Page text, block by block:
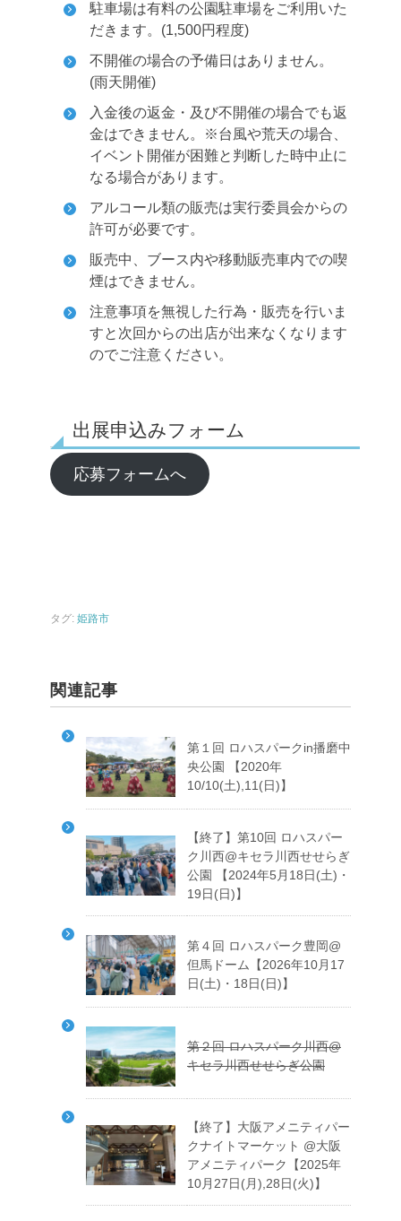
駐車場は有料の公園駐車場をご利用いた
だきます。(1,500円程度)
不開催の場合の予備日はありません。
(雨天開催)
入金後の返金・及び不開催の場合でも返
金はできません。
※台風や荒天の場合、
イベント開催が困難と判断した時中止に
なる場合があります。
アルコール類の販売は実行委員会からの
許可が必要です。
販売中、ブース内や移動販売車内での喫
煙はできません。
注意事項を無視した行為・販売を行いま
すと次回からの出店が出来なくなります
のでご注意ください。
出展申込みフォーム
応募フォームへ
タグ: 姫路市
関連記事
第１回 ロハスパークin播磨中
央公園 【2020年
10/10(土),11(日)】
【終了】第10回 ロハスパー
ク川西@キセラ川西せせらぎ
公園 【2024年5月18日(土)・
19日(日)】
第４回 ロハスパーク豊岡@
但馬ドーム【2026年10月17
日(土)・18日(日)】
第２回 ロハスパーク川西@
キセラ川西せせらぎ公園
【終了】大阪アメニティパー
クナイトマーケット @大阪
アメニティパーク【2025年
10月27日(月),28日(火)】